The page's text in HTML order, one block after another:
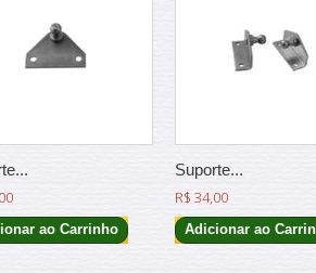
ao Carrinho
Suporte...
R$ 34,00
Adicionar ao